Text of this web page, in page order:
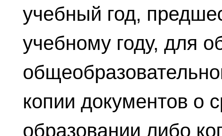
учебный год,
учебному году, для
копии документов о
образовании либо